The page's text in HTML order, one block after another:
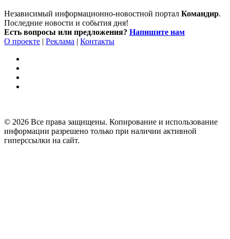
Независимый информационно-новостной портал Командир.
Последние новости и события дня!
Есть вопросы или предложения? Напишите нам
О проекте | Реклама | Контакты
© 2026 Все права защищены. Копирование и использование
информации разрешено только при наличии активной
гиперссылки на сайт.